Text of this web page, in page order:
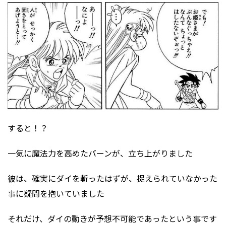
すると！？
一気に魔法力を高めたバーンが、立ち上がりました
彼は、確実にダイを斬ったはずが、捉えられていなかった
事に疑問を抱いていました
それだけ、ダイの動きが予想不可能であったという事です